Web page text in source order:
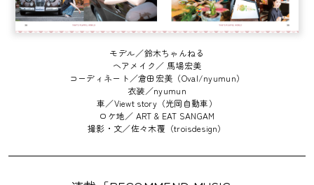
モデル／鈴木ちゃんねる
ヘアメイク／ 馬場宏美
コーディネート／倉田宏美（Oval/nyumun）
衣装／nyumun
車／Viewt story（光岡自動車）
ロケ地／ ART & EAT SANGAM
撮影・文／佐々木覆（troisdesign）